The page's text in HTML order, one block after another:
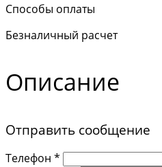
Способы оплаты
Безналичный расчет
Описание
Отправить сообщение
Телефон *